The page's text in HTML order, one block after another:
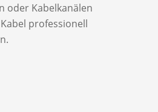
oder Kabelkanälen
professionell